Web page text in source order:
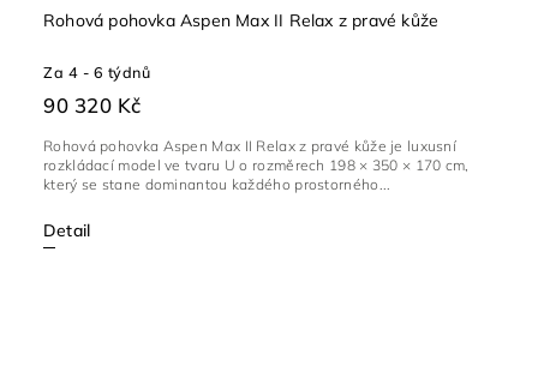
Rohová pohovka Aspen Max II Relax z pravé kůže
Za 4 - 6 týdnů
90 320 Kč
Detail
Rohová pohovka Aspen Max II Relax z pravé kůže je luxusní
rozkládací model ve tvaru U o rozměrech 198 × 350 × 170 cm,
který se stane dominantou každého prostorného...